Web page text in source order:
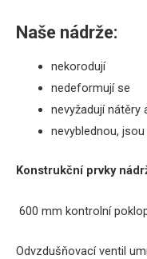
Naše nádrže:
nekorodují
nedeformují se
nevyžadují nátěry
nevyblednou,
Konstrukční prvky
600 mm kontrolní
Odvzdušňovací ventil